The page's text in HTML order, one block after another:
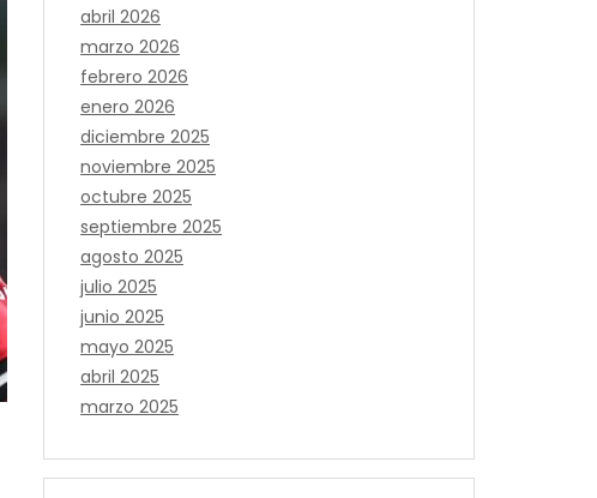
abril 2026
marzo 2026
febrero 2026
enero 2026
diciembre 2025
noviembre 2025
octubre 2025
septiembre 2025
agosto 2025
julio 2025
junio 2025
mayo 2025
abril 2025
marzo 2025